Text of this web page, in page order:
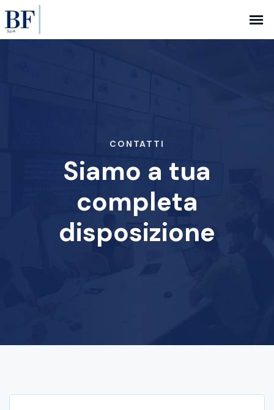
CONTATTI
Siamo a tua
completa
disposizione